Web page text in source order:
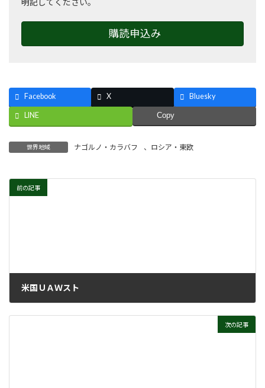
明記してください。
購読申込み
Facebook X Bluesky
LINE Copy
世界地域 ナゴルノ・カラバフ 、 ロシア・東欧
前の記事
米国ＵＡＷスト
次の記事